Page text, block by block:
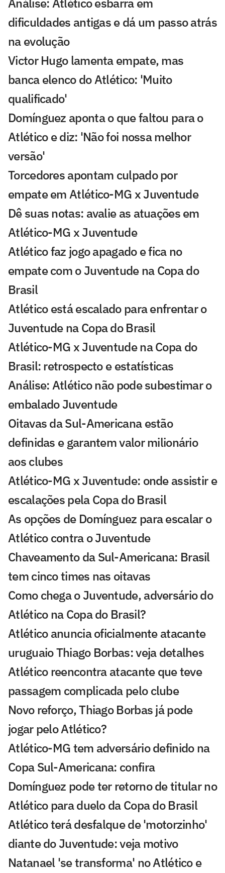
dificuldades antigas e dá um passo atrás
na evolução
Victor Hugo lamenta empate, mas
banca elenco do Atlético: 'Muito
qualificado'
Domínguez aponta o que faltou para o
Atlético e diz: 'Não foi nossa melhor
versão'
Torcedores apontam culpado por
empate em Atlético-MG x Juventude
Dê suas notas: avalie as atuações em
Atlético-MG x Juventude
Atlético faz jogo apagado e fica no
empate com o Juventude na Copa do
Brasil
Atlético está escalado para enfrentar o
Juventude na Copa do Brasil
Atlético-MG x Juventude na Copa do
Brasil: retrospecto e estatísticas
Análise: Atlético não pode subestimar o
embalado Juventude
Oitavas da Sul-Americana estão
definidas e garantem valor milionário
aos clubes
Atlético-MG x Juventude: onde assistir e
escalações pela Copa do Brasil
As opções de Domínguez para escalar o
Atlético contra o Juventude
Chaveamento da Sul-Americana: Brasil
tem cinco times nas oitavas
Como chega o Juventude, adversário do
Atlético na Copa do Brasil?
Atlético anuncia oficialmente atacante
uruguaio Thiago Borbas: veja detalhes
Atlético reencontra atacante que teve
passagem complicada pelo clube
Novo reforço, Thiago Borbas já pode
jogar pelo Atlético?
Atlético-MG tem adversário definido na
Copa Sul-Americana: confira
Domínguez pode ter retorno de titular no
Atlético para duelo da Copa do Brasil
Atlético terá desfalque de 'motorzinho'
diante do Juventude: veja motivo
Natanael 'se transforma' no Atlético e